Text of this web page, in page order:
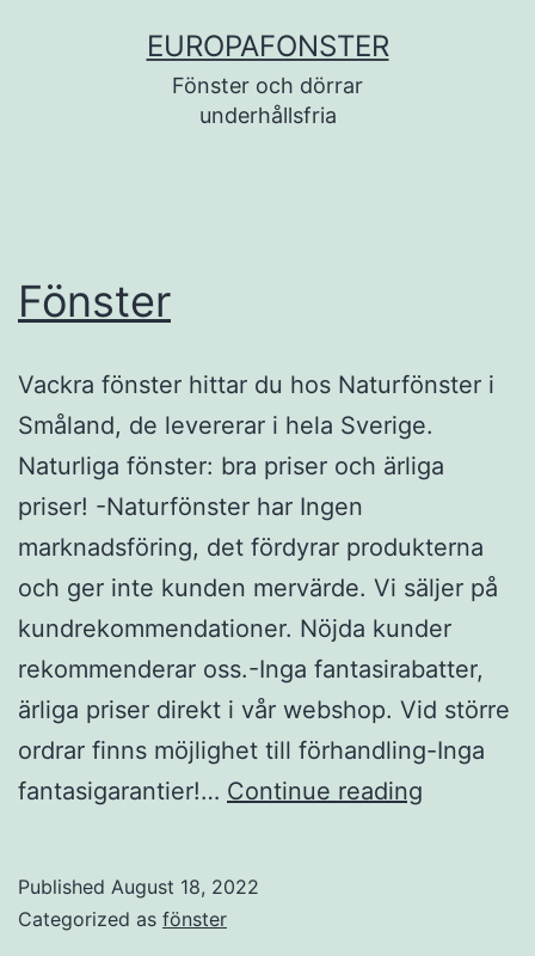
EUROPAFONSTER
Fönster och dörrar
underhållsfria
Fönster
Vackra fönster hittar du hos Naturfönster i
Småland, de levererar i hela Sverige.
Naturliga fönster: bra priser och ärliga
priser! -Naturfönster har Ingen
marknadsföring, det fördyrar produkterna
och ger inte kunden mervärde. Vi säljer på
kundrekommendationer. Nöjda kunder
rekommenderar oss.-Inga fantasirabatter,
ärliga priser direkt i vår webshop. Vid större
ordrar finns möjlighet till förhandling-Inga
fantasigarantier!… Continue reading
Published August 18, 2022
Categorized as fönster